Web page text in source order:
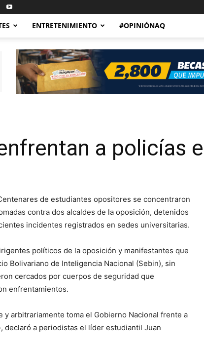
ENTRETENIMIENTO #OPINIÓNAQ
a policías
de estudiantes opositores se concentraron
contra dos alcaldes de la oposición, detenidos
incidentes registrados en sedes universitarias.
políticos de la oposición y manifestantes que
Bolivariano de Inteligencia Nacional (Sebin), sin
cercados por cuerpos de seguridad que
enfrentamientos.
y arbitrariamente toma el Gobierno Nacional frente a
declaró a periodistas el líder estudiantil Juan